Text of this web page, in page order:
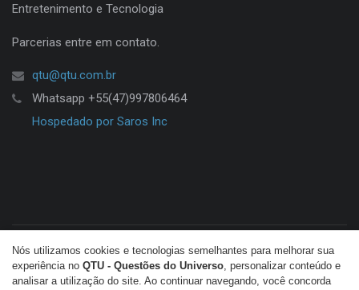
Nós utilizamos cookies e tecnologias semelhantes para melhorar sua
experiência no QTU - Questões do Universo, personalizar conteúdo e
analisar a utilização do site. Ao continuar navegando, você concorda
Entretenimento e Tecnologia
Parcerias entre em contato.
qtu@qtu.com.br
Whatsapp +55(47)997806464
Hospedado por Saros Inc
© Copyright 2026 QTU. Todos os direitos reservados.